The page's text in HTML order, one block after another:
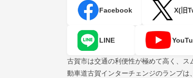
Facebook X(旧
LINE
古賀市は交通の利便性が極めて高く、
動車道古賀インターチェンジのランプ